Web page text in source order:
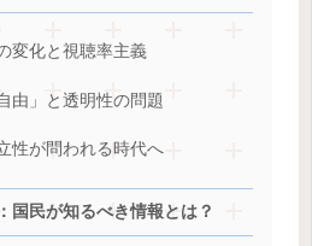
変化と視聴率主義
由」と透明性の問題
性が問われる時代へ
国民が知るべき情報とは？